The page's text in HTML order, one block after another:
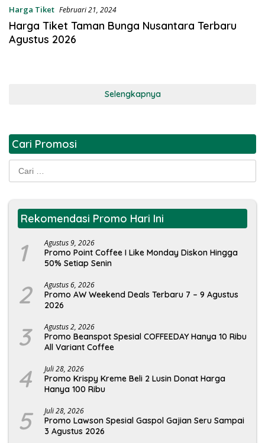
Harga Tiket Februari 21, 2024
Harga Tiket Taman Bunga Nusantara Terbaru
Agustus 2026
Selengkapnya
Cari Promosi
Cari
untuk:
Rekomendasi Promo Hari Ini
1 Agustus 9, 2026
Promo Point Coffee I Like Monday Diskon Hingga
50% Setiap Senin
2 Agustus 6, 2026
Promo AW Weekend Deals Terbaru 7 – 9 Agustus
2026
3 Agustus 2, 2026
Promo Beanspot Spesial COFFEEDAY Hanya 10 Ribu
All Variant Coffee
4 Juli 28, 2026
Promo Krispy Kreme Beli 2 Lusin Donat Harga
Hanya 100 Ribu
5 Juli 28, 2026
Promo Lawson Spesial Gaspol Gajian Seru Sampai
3 Agustus 2026